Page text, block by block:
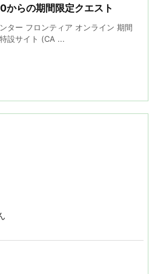
らの期間限定クエスト
ター フロンティア オンライン 期間
設サイト (CA ...